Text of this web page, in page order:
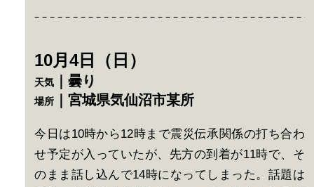
10月4日（日）
天気 ｜曇り
場所 ｜宮城県気仙沼市某所
今日は10時から12時まで震災伝承関係の打ち合わ
せ予定が入っていたが、先方の到着が11時で、そ
のまま話し込んで14時になってしまった。話題は